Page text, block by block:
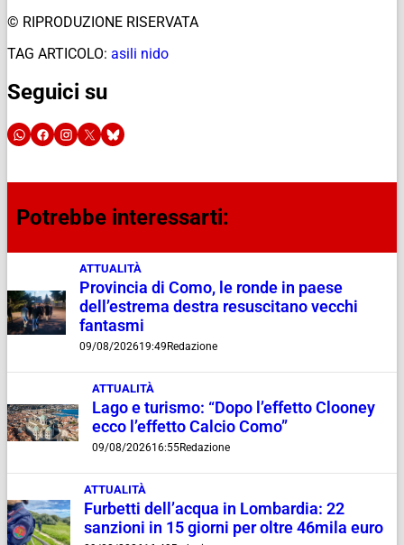
© RIPRODUZIONE RISERVATA
TAG ARTICOLO: asili nido
Seguici su
Potrebbe interessarti:
ATTUALITÀ
Provincia di Como, le ronde in paese
dell’estrema destra resuscitano vecchi
fantasmi
09/08/202619:49 Redazione
ATTUALITÀ
Lago e turismo: “Dopo l’effetto Clooney
ecco l’effetto Calcio Como”
09/08/202616:55Redazione
ATTUALITÀ
Furbetti dell’acqua in Lombardia: 22
sanzioni in 15 giorni per oltre 46mila euro